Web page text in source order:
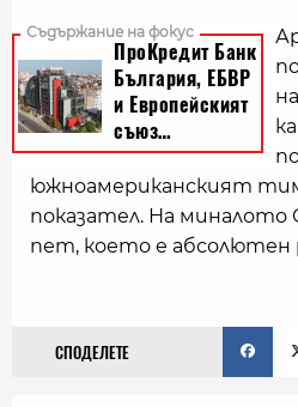
южноамериканският
показател. На миналото
пет, което е абсолютен
СПОДЕЛЕТЕ